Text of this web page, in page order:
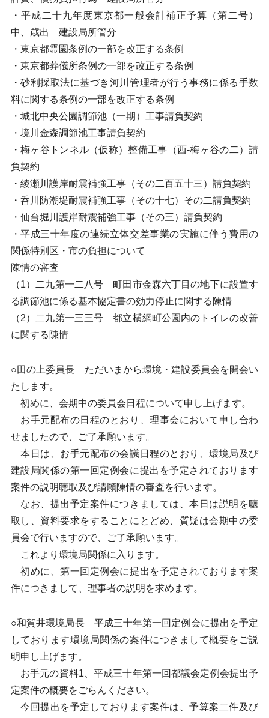
・平成二十九年度東京都一般会計補正予算（第二号）
中、歳出 建設局所管分
・東京都霊園条例の一部を改正する条例
・東京都葬儀所条例の一部を改正する条例
・砂利採取法に基づき河川管理者が行う事務に係る手数
料に関する条例の一部を改正する条例
・城北中央公園調節池（一期）工事請負契約
・境川金森調節池工事請負契約
・梅ヶ谷トンネル（仮称）整備工事（西-梅ヶ谷の二）請
負契約
・綾瀬川護岸耐震補強工事（その二百五十三）請負契約
・呑川防潮堤耐震補強工事（その十七）その二請負契約
・仙台堀川護岸耐震補強工事（その三）請負契約
・平成三十年度の連続立体交差事業の実施に伴う費用の
関係特別区・市の負担について
陳情の審査
（1）二九第一二八号 町田市金森六丁目の地下に設置す
る調節池に係る基本協定書の効力停止に関する陳情
（2）二九第一三三号 都立横網町公園内のトイレの改善
に関する陳情
○田の上委員長 ただいまから環境・建設委員会を開会い
たします。
初めに、会期中の委員会日程について申し上げます。
お手元配布の日程のとおり、理事会において申し合わ
せましたので、ご了承願います。
本日は、お手元配布の会議日程のとおり、環境局及び
建設局関係の第一回定例会に提出を予定されております
案件の説明聴取及び請願陳情の審査を行います。
なお、提出予定案件につきましては、本日は説明を聴
取し、資料要求をすることにとどめ、質疑は会期中の委
員会で行いますので、ご了承願います。
これより環境局関係に入ります。
初めに、第一回定例会に提出を予定されております案
件につきまして、理事者の説明を求めます。
○和賀井環境局長 平成三十年第一回定例会に提出を予定
しております環境局関係の案件につきまして概要をご説
明申し上げます。
お手元の資料1、平成三十年第一回都議会定例会提出予
定案件の概要をごらんください。
今回提出を予定しております案件は、予算案二件及び